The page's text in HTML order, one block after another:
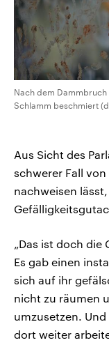
Nach dem
Schlamm beschmiert
Aus Sicht des
schwerer Fall
nachweisen
„Das ist doch die
Es gab einen
sich auf ihr
nicht zu räumen
umzusetzen.
dort weiter